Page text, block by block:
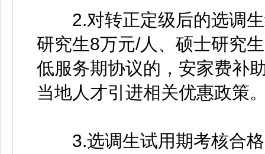
2.对转正定级后的选调生
研究生8万元/人、硕士研究
低服务期协议的，安家费补
当地人才引进相关优惠政策
3.选调生试用期考核合格